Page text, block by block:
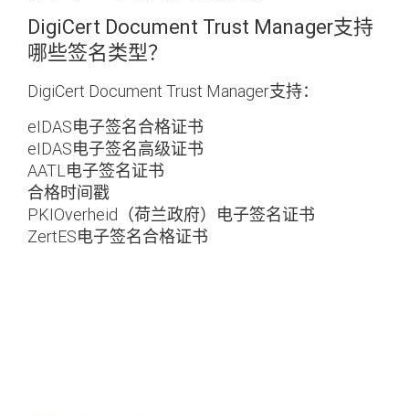
DigiCert Document Trust Manager支持
哪些签名类型？
DigiCert Document Trust Manager支持：
eIDAS电子签名合格证书
eIDAS电子签名高级证书
AATL电子签名证书
合格时间戳
PKIOverheid（荷兰政府）电子签名证书
ZertES电子签名合格证书